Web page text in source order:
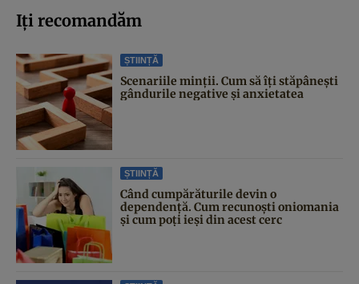
Iți recomandăm
ȘTIINȚĂ
Scenariile minții. Cum să îți stăpânești
gândurile negative și anxietatea
ȘTIINȚĂ
Când cumpărăturile devin o
dependență. Cum recunoști oniomania
și cum poți ieși din acest cerc